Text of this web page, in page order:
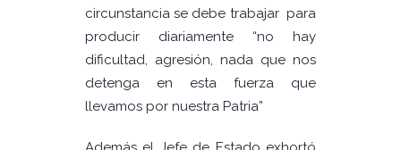
circunstancia se debe trabajar para
producir diariamente “no hay
dificultad, agresión, nada que nos
detenga en esta fuerza que
llevamos por nuestra Patria”